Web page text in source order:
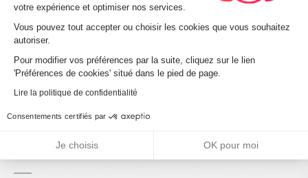
Leaflet| ©OpenStreetMap
CALCULER MON ITINÉRAIRE
votre expérience et optimiser nos services.
Vous pouvez tout accepter ou choisir les cookies que vous souhaitez
autoriser.
Pour modifier vos préférences par la suite, cliquez sur le lien
'Préférences de cookies' situé dans le pied de page.
Lire la politique de confidentialité
Consentements certifiés par
Je choisis OK pour moi